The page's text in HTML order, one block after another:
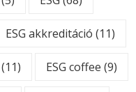
ESG akkreditáció (11)
(11) ESG coffee (9)